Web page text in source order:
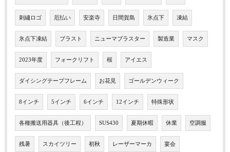
刺繡ロゴ 厄払い 安楽寺 日間賀島 氷点下 凍結
氷点下凍結 ブラスト ニューマブラスター 製造業 マスク
2023年度 フォークリフト 桜 アイエス
ダイシングテープフレーム お花見 ゴールデンウィーク
8インチ 5インチ 6インチ 12インチ 特殊形状
各種搬送用器具（後工程） SUS430 夏期休暇 休業 空調服
残暑 スカイツリー 初秋 レーザーマーカ 宴会